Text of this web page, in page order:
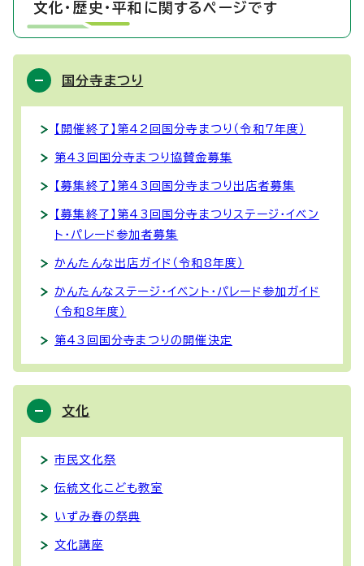
文化・歴史・平和に関するページです
国分寺まつり
【開催終了】第42回国分寺まつり（令和7年度）
第43回国分寺まつり協賛金募集
【募集終了】第43回国分寺まつり出店者募集
【募集終了】第43回国分寺まつりステージ・イベン
ト・パレード参加者募集
かんたんな出店ガイド（令和8年度）
かんたんなステージ・イベント・パレード参加ガイド
（令和8年度）
第43回国分寺まつりの開催決定
文化
市民文化祭
伝統文化こども教室
いずみ春の祭典
文化講座